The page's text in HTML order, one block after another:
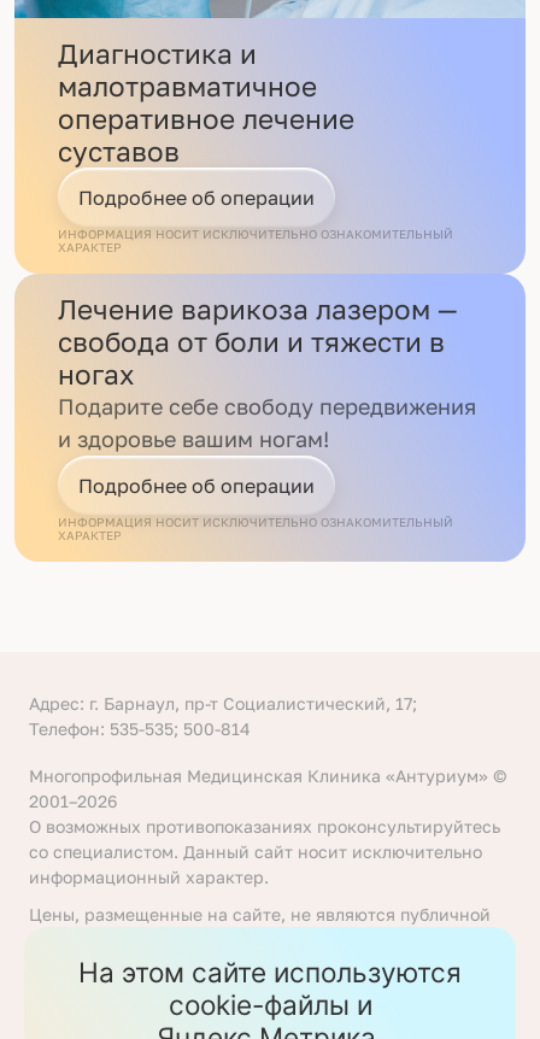
Диагностика и
малотравматичное
оперативное лечение
суставов
Подробнее об операции
ИНФОРМАЦИЯ НОСИТ ИСКЛЮЧИТЕЛЬНО ОЗНАКОМИТЕЛЬНЫЙ
ХАРАКТЕР
Лечение варикоза лазером —
свобода от боли и тяжести в
ногах
Подарите себе свободу передвижения
и здоровье вашим ногам!
Подробнее об операции
ИНФОРМАЦИЯ НОСИТ ИСКЛЮЧИТЕЛЬНО ОЗНАКОМИТЕЛЬНЫЙ
ХАРАКТЕР
Адрес: г. Барнаул, пр-т Социалистический, 17;
Телефон: 535-535; 500-814
Многопрофильная Медицинская Клиника «Антуриум» ©
2001–2026
О возможных противопоказаниях проконсультируйтесь
со специалистом. Данный сайт носит исключительно
информационный характер.
Цены, размещенные на сайте, не являются публичной
Гражданского кодекса Российской Федерации. Перед
получением услуги необходимо уточнять цены у
ответственных сотрудников клиники. Предоставление
На этом сайте используются
cookie-файлы и